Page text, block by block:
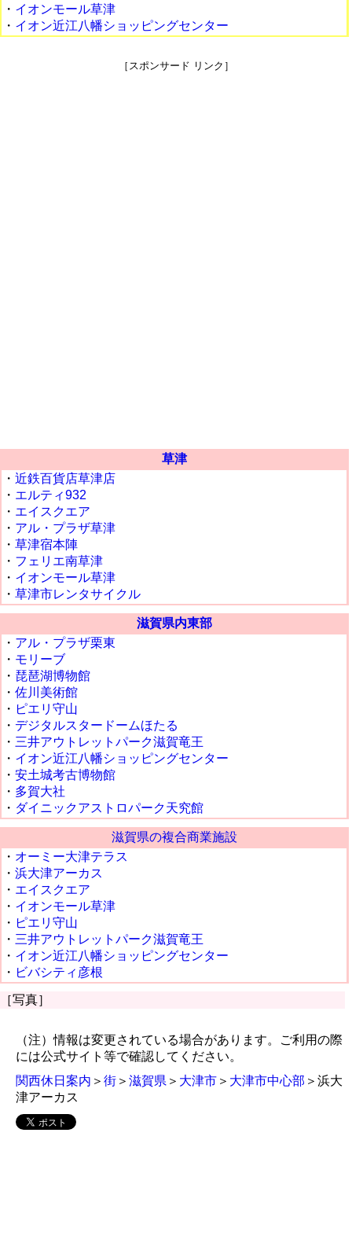
・ イオンモール草津
・ イオン近江八幡ショッピングセンター
［スポンサード リンク］
草津
・ 近鉄百貨店草津店
・ エルティ932
・ エイスクエア
・ アル・プラザ草津
・ 草津宿本陣
・ フェリエ南草津
・ イオンモール草津
・ 草津市レンタサイクル
滋賀県内東部
・ アル・プラザ栗東
・ モリーブ
・ 琵琶湖博物館
・ 佐川美術館
・ ピエリ守山
・ デジタルスタードームほたる
・ 三井アウトレットパーク滋賀竜王
・ イオン近江八幡ショッピングセンター
・ 安土城考古博物館
・ 多賀大社
・ ダイニックアストロパーク天究館
滋賀県の複合商業施設
・ オーミー大津テラス
・ 浜大津アーカス
・ エイスクエア
・ イオンモール草津
・ ピエリ守山
・ 三井アウトレットパーク滋賀竜王
・ イオン近江八幡ショッピングセンター
・ ビバシティ彦根
［写真］
（注）情報は変更されている場合があります。ご利用の際
には公式サイト等で確認してください。
関西休日案内 ＞ 街 ＞ 滋賀県 ＞ 大津市 ＞ 大津市中心部 ＞浜大
津アーカス